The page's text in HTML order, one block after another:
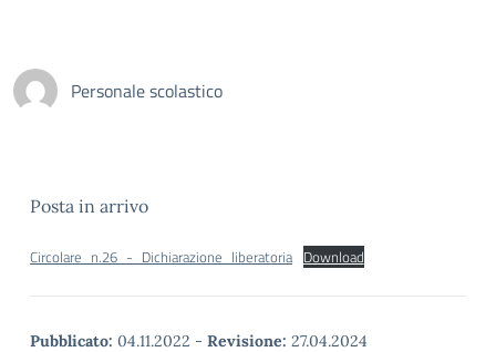
Personale scolastico
Posta in arrivo
Circolare_n.26_-_Dichiarazione_liberatoria Download
Pubblicato: 04.11.2022 - Revisione: 27.04.2024